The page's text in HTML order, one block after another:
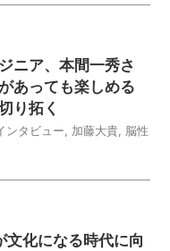
ニア、本間一秀さ
あっても楽しめる
り拓く
ンタビュー 加藤大貴 脳性
文化になる時代に向